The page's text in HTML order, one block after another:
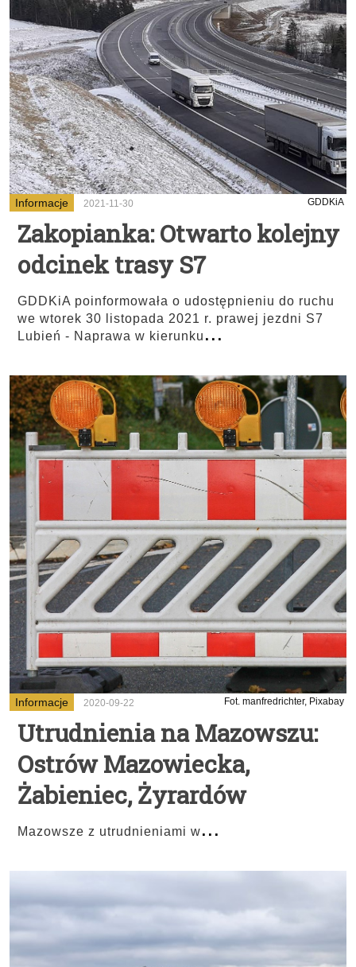
Informacje 2021-11-30 GDDKiA
Zakopianka: Otwarto kolejny
odcinek trasy S7
GDDKiA poinformowała o udostępnieniu do ruchu
we wtorek 30 listopada 2021 r. prawej jezdni S7
Lubień - Naprawa w kierunku...
Informacje 2020-09-22 Fot. manfredrichter, Pixabay
Utrudnienia na Mazowszu:
Ostrów Mazowiecka,
Żabieniec, Żyrardów
Mazowsze z utrudnieniami w...